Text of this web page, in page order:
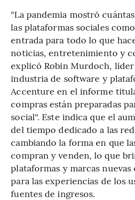
“La pandemia mostró
las plataformas sociales
entrada para todo lo que
noticias, entretenimiento y
explicó Robin Murdoch, líder
industria de software y
Accenture en el informe
compras están preparadas
social“. Este indica que el
del tiempo dedicado a las
cambiando la forma en que
compran y venden, lo que
plataformas y marcas
para las experiencias de los
fuentes de ingresos.